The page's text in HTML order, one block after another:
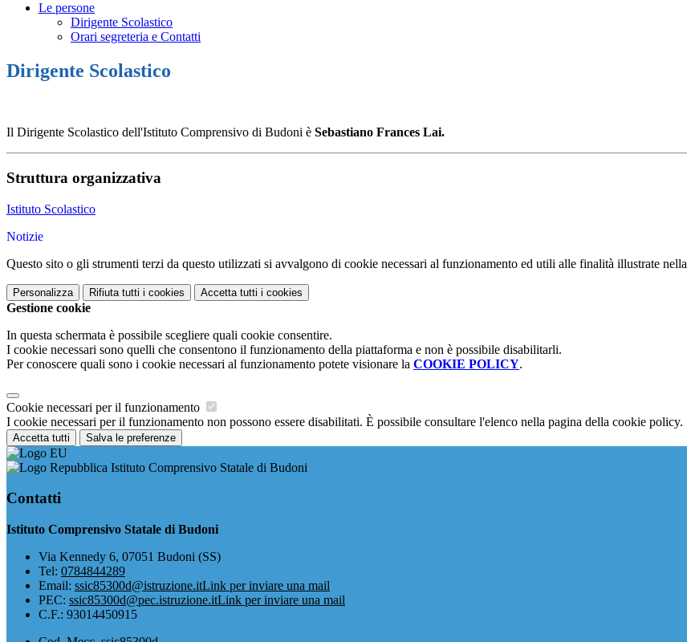
Le persone
Dirigente Scolastico
Orari segreteria e Contatti
Dirigente Scolastico
Il Dirigente Scolastico dell'Istituto Comprensivo di Budoni è Sebastiano Frances Lai.
Struttura organizzativa
Istituto Scolastico
Notizie
Questo sito o gli strumenti terzi da questo utilizzati si avvalgono di cookie necessari al funzionamento ed utili alle finalità illustrate nella
Personalizza Rifiuta tutti i cookies Accetta tutti i cookies
Gestione cookie
In questa schermata è possibile scegliere quali cookie consentire.
I cookie necessari sono quelli che consentono il funzionamento della piattaforma e non è possibile disabilitarli.
Per conoscere quali sono i cookie necessari al funzionamento potete visionare la COOKIE POLICY.
Cookie necessari per il funzionamento
I cookie necessari per il funzionamento non possono essere disabilitati. È possibile consultare l'elenco nella pagina della cookie policy.
Accetta tutti Salva le preferenze
Istituto Comprensivo Statale di Budoni
Contatti
Istituto Comprensivo Statale di Budoni
Via Kennedy 6, 07051 Budoni (SS)
Tel: 0784844289
Email: ssic85300d@istruzione.itLink per inviare una mail
PEC: ssic85300d@pec.istruzione.itLink per inviare una mail
C.F.: 93014450915